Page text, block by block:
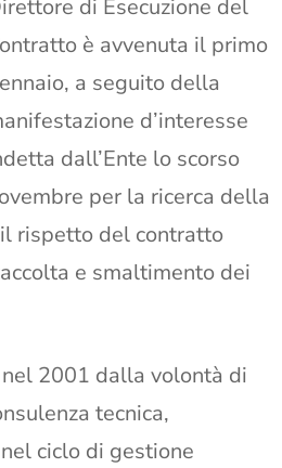
di Esecuzione del
è avvenuta il primo
a seguito della
d’interesse
dall’Ente lo scorso
per la ricerca della
rispetto del contratto
e smaltimento dei
2001 dalla volontà di
tecnica,
ciclo di gestione